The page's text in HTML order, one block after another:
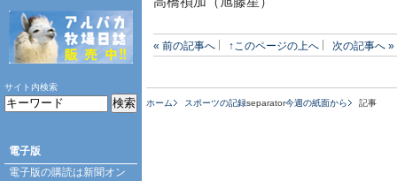
« 前の記事へ ↑このページの上へ 次の記事へ »
ホーム スポーツの記録separator今週の紙面から 記事
サイト内検索
電子版
電子版の購読は新聞オン